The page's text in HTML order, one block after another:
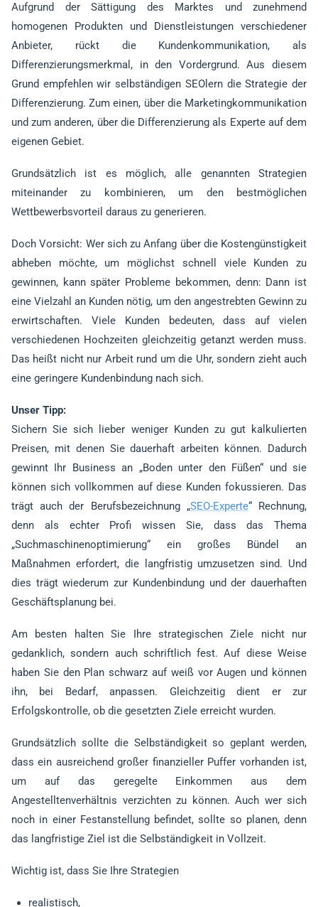
Aufgrund der Sättigung des Marktes und zunehmend
homogenen Produkten und Dienstleistungen verschiedener
Anbieter, rückt die Kundenkommunikation, als
Differenzierungsmerkmal, in den Vordergrund. Aus diesem
Grund empfehlen wir selbständigen SEOlern die Strategie der
Differenzierung. Zum einen, über die Marketingkommunikation
und zum anderen, über die Differenzierung als Experte auf dem
eigenen Gebiet.
Grundsätzlich ist es möglich, alle genannten Strategien
miteinander zu kombinieren, um den bestmöglichen
Wettbewerbsvorteil daraus zu generieren.
Doch Vorsicht: Wer sich zu Anfang über die Kostengünstigkeit
abheben möchte, um möglichst schnell viele Kunden zu
gewinnen, kann später Probleme bekommen, denn: Dann ist
eine Vielzahl an Kunden nötig, um den angestrebten Gewinn zu
erwirtschaften. Viele Kunden bedeuten, dass auf vielen
verschiedenen Hochzeiten gleichzeitig getanzt werden muss.
Das heißt nicht nur Arbeit rund um die Uhr, sondern zieht auch
eine geringere Kundenbindung nach sich.
Unser Tipp:
Sichern Sie sich lieber weniger Kunden zu gut kalkulierten
Preisen, mit denen Sie dauerhaft arbeiten können. Dadurch
gewinnt Ihr Business an „Boden unter den Füßen“ und sie
können sich vollkommen auf diese Kunden fokussieren. Das
trägt auch der Berufsbezeichnung „SEO-Experte“ Rechnung,
denn als echter Profi wissen Sie, dass das Thema
„Suchmaschinenoptimierung“ ein großes Bündel an
Maßnahmen erfordert, die langfristig umzusetzen sind. Und
dies trägt wiederum zur Kundenbindung und der dauerhaften
Geschäftsplanung bei.
Am besten halten Sie Ihre strategischen Ziele nicht nur
gedanklich, sondern auch schriftlich fest. Auf diese Weise
haben Sie den Plan schwarz auf weiß vor Augen und können
ihn, bei Bedarf, anpassen. Gleichzeitig dient er zur
Erfolgskontrolle, ob die gesetzten Ziele erreicht wurden.
Grundsätzlich sollte die Selbständigkeit so geplant werden,
dass ein ausreichend großer finanzieller Puffer vorhanden ist,
um auf das geregelte Einkommen aus dem
Angestelltenverhältnis verzichten zu können. Auch wer sich
noch in einer Festanstellung befindet, sollte so planen, denn
das langfristige Ziel ist die Selbständigkeit in Vollzeit.
Wichtig ist, dass Sie Ihre Strategien
realistisch,